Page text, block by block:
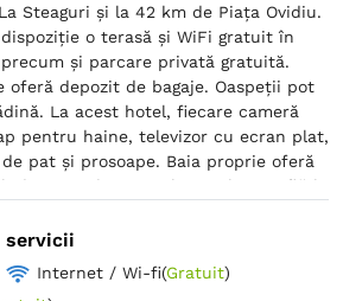
Steaguri și la 42 km de Piaţa Ovidiu.
o terasă și WiFi gratuit în
și parcare privată gratuită.
oferă depozit de bagaje. Oaspeții pot
La acest hotel, fiecare cameră
pentru haine, televizor cu ecran plat,
pat și prosoape. Baia proprie oferă
un minibar. Hotel Camelia se află la
"Stejarii Brumării". Aeroportul
se află la 64 km.
servicii
Internet / Wi-fi(Gratuit)